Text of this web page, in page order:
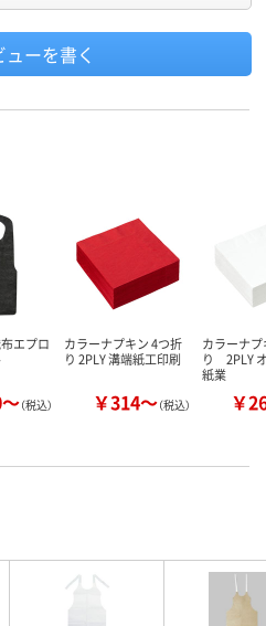
ューを書く
エプロ
（税込）
カラーナプキン 4つ折
り 2PLY 溝端紙工印刷
￥314～（税込）
カラーナ
り 2PLY
紙業
￥